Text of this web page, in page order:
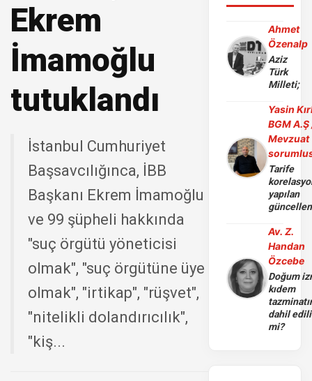
Ekrem
İmamoğlu
tutuklandı
İstanbul Cumhuriyet
Başsavcılığınca, İBB
Başkanı Ekrem İmamoğlu
ve 99 şüpheli hakkında
"suç örgütü yöneticisi
olmak", "suç örgütüne üye
olmak", "irtikap", "rüşvet",
"nitelikli dolandırıcılık",
"kiş...
Ahmet
Özenalp
Aziz
Türk
Milleti;
Yasin
BGM A.Ş
Mevzuat
Tarife
yapılan
Av. Z.
Handan
Özcebe
Doğum
kıdem
dahil
mi?